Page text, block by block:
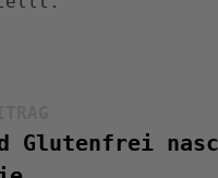
Beitrag:
Glutenfrei